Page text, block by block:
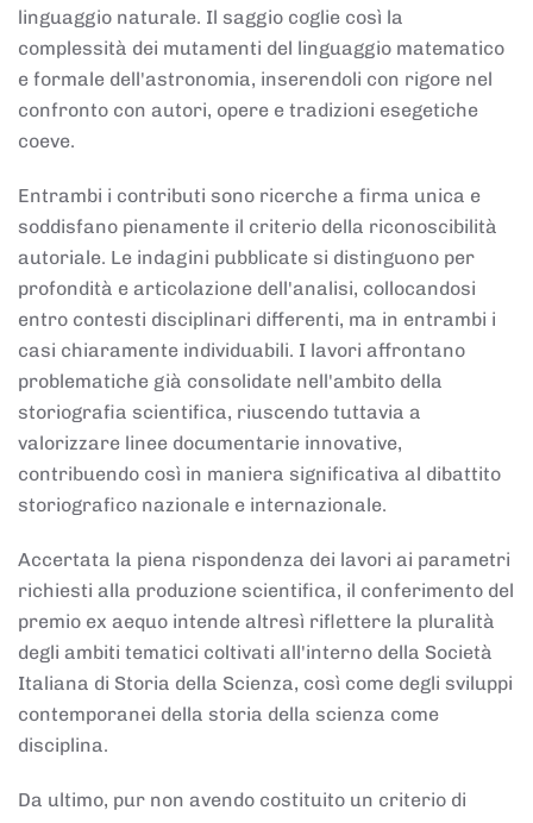
linguaggio naturale. Il saggio coglie così la
complessità dei mutamenti del linguaggio matematico
e formale dell'astronomia, inserendoli con rigore nel
confronto con autori, opere e tradizioni esegetiche
coeve.
Entrambi i contributi sono ricerche a firma unica e
soddisfano pienamente il criterio della riconoscibilità
autoriale. Le indagini pubblicate si distinguono per
profondità e articolazione dell'analisi, collocandosi
entro contesti disciplinari differenti, ma in entrambi i
casi chiaramente individuabili. I lavori affrontano
problematiche già consolidate nell'ambito della
storiografia scientifica, riuscendo tuttavia a
valorizzare linee documentarie innovative,
contribuendo così in maniera significativa al dibattito
storiografico nazionale e internazionale.
Accertata la piena rispondenza dei lavori ai parametri
richiesti alla produzione scientifica, il conferimento del
premio ex aequo intende altresì riflettere la pluralità
degli ambiti tematici coltivati all'interno della Società
Italiana di Storia della Scienza, così come degli sviluppi
contemporanei della storia della scienza come
disciplina.
Da ultimo, pur non avendo costituito un criterio di